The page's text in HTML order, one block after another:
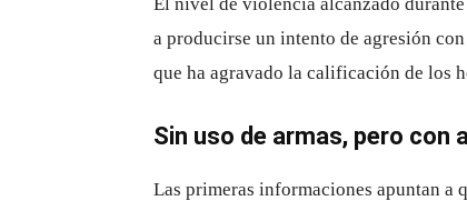
a producirse un intento de agresión
que ha agravado la calificación de los
Sin uso de armas, pero con
Las primeras informaciones apuntan a